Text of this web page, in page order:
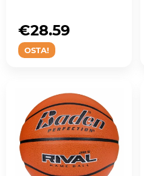
OSTA!
€28.59